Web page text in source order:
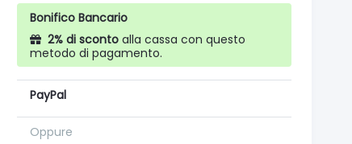
Bonifico Bancario
2% di sconto alla cassa con questo
metodo di pagamento.
PayPal
Oppure